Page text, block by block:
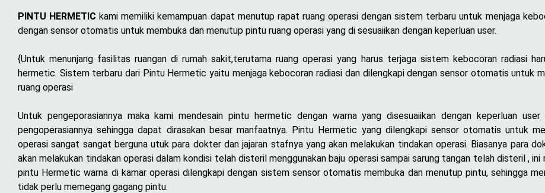
PINTU HERMETIC kami memiliki kemampuan dapat menutup rapat ruang operasi dengan sistem terbaru untuk menjaga
dengan sensor otomatis untuk membuka dan menutup pintu ruang operasi yang di sesuaiikan dengan keperluan user.
{Untuk menunjang fasilitas ruangan di rumah sakit,terutama ruang operasi yang harus terjaga sistem kebocoran radiasi
hermetic. Sistem terbaru dari Pintu Hermetic yaitu menjaga kebocoran radiasi dan dilengkapi dengan sensor otomatis untuk
ruang operasi
Untuk pengeporasiannya maka kami mendesain pintu hermetic dengan warna yang disesuaiikan dengan keperluan user
pengoperasiannya sehingga dapat dirasakan besar manfaatnya. Pintu Hermetic yang dilengkapi sensor otomatis untuk
operasi sangat sangat berguna utuk para dokter dan jajaran stafnya yang akan melakukan tindakan operasi. Biasanya para
akan melakukan tindakan operasi dalam kondisi telah disteril menggunakan baju operasi sampai sarung tangan telah disteril ,
pintu Hermetic warna di kamar operasi dilengkapi dengan sistem sensor otomatis membuka dan menutup pintu, sehingga
tidak perlu memegang gagang pintu.